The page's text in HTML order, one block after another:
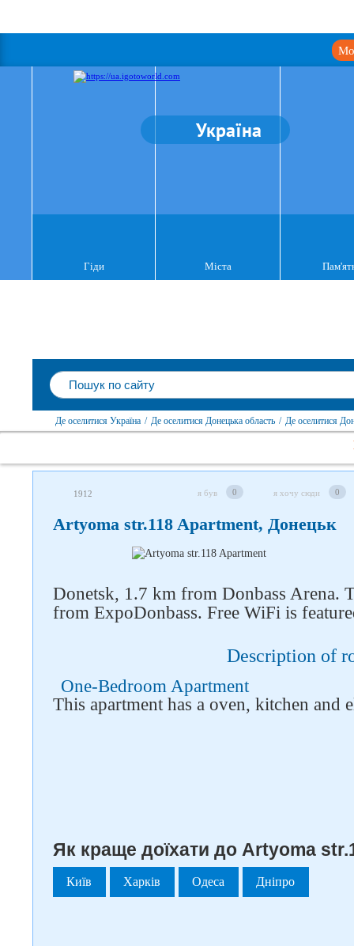
Україна
Гіди Міста
Де оселитися Україна / Де оселитися Донецька область / Де оселитися
1912 я був 0 я хочу сюди 0
Artyoma str.118 Apartment, Донецьк
Donetsk, 1.7 km from Donbass Arena.
from ExpoDonbass. Free WiFi is
Description of
One-Bedroom Apartment
This apartment has a oven, kitchen and
Як краще доїхати до Artyoma
Київ Харків Одеса Дніпро
Слідкуйте за нами в